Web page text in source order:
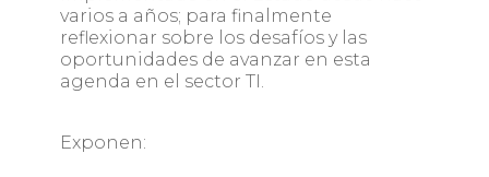
varios a años; para finalmente
reflexionar sobre los desafíos y las
oportunidades de avanzar en esta
agenda en el sector TI.
Exponen: